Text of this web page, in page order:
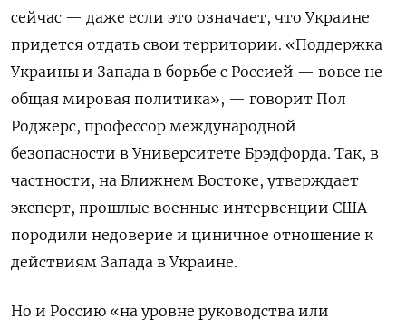
сейчас — даже если это означает, что Украине
придется отдать свои территории. «Поддержка
Украины и Запада в борьбе с Россией — вовсе не
общая мировая политика», — говорит Пол
Роджерс, профессор международной
безопасности в Университете Брэдфорда. Так, в
частности, на Ближнем Востоке, утверждает
эксперт, прошлые военные интервенции США
породили недоверие и циничное отношение к
действиям Запада в Украине.
Но и Россию «на уровне руководства или